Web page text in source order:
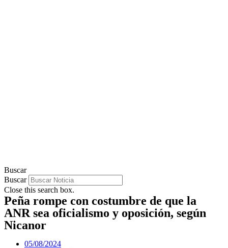
Buscar
Buscar
Close this search box.
Peña rompe con costumbre de que la
ANR sea oficialismo y oposición, según
Nicanor
05/08/2024